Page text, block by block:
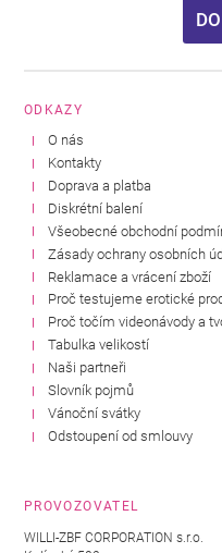
ODKAZY
O nás
Kontakty
Doprava a platba
Diskrétní balení
Všeobecné obchodní
Zásady ochrany osobních
Reklamace a vrácení zboží
Proč testujeme erotické
Proč točím videonávody a
Tabulka velikostí
Naši partneři
Slovník pojmů
Vánoční svátky
Odstoupení od smlouvy
PROVOZOVATEL
WILLI-ZBF CORPORATION s.r.o.